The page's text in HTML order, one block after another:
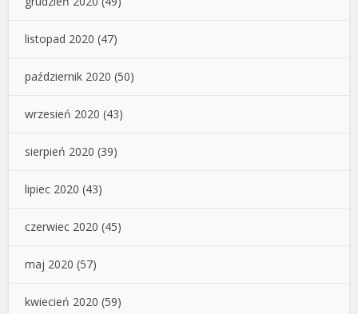
listopad 2020 (47)
październik 2020 (50)
wrzesień 2020 (43)
sierpień 2020 (39)
lipiec 2020 (43)
czerwiec 2020 (45)
maj 2020 (57)
kwiecień 2020 (59)